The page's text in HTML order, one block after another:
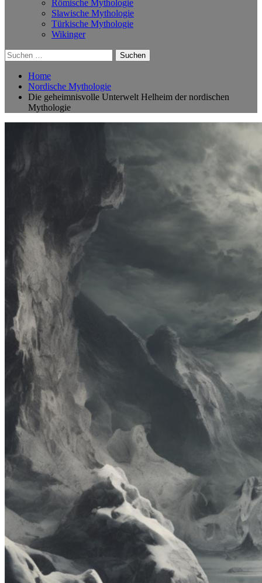
Römische Mythologie
Slawische Mythologie
Türkische Mythologie
Wikinger
Suchen
nach:
Home
Nordische Mythologie
Die geheimnisvolle Unterwelt Helheim der nordischen
Mythologie